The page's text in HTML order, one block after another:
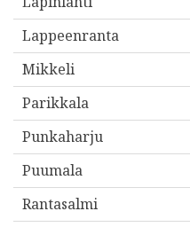
s
Lappeenranta
Mikkeli
Parikkala
Punkaharju
Puumala
Rantasalmi